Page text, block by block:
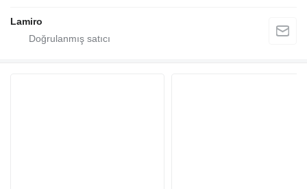
Lamiro